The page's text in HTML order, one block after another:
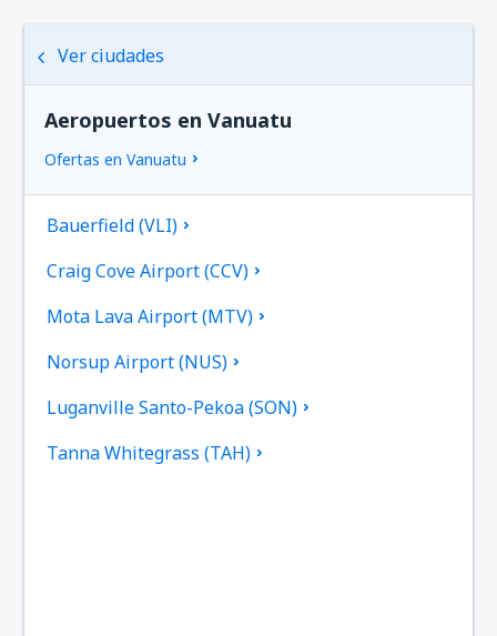
Ver ciudades
Aeropuertos en Vanuatu
Ofertas en Vanuatu
Bauerfield (VLI)
Craig Cove Airport (CCV)
Mota Lava Airport (MTV)
Norsup Airport (NUS)
Luganville Santo-Pekoa (SON)
Tanna Whitegrass (TAH)